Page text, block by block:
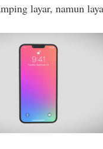
layar, namun